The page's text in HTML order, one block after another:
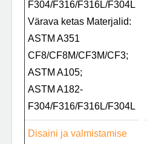
F304/F316/F316L/F304L
Värava ketas Materjalid:
ASTM A351
CF8/CF8M/CF3M/CF3;
ASTM A105;
ASTM A182-
F304/F316/F316L/F304L
Disaini ja valmistamise